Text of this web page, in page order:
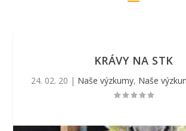
KRÁVY NA STK
24. 02. 20 | Naše výzkumy, Naše